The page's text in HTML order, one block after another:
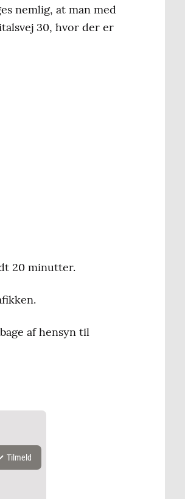
nemlig, at man med
30, hvor der er
20 minutter.
af hensyn til
Tilmeld